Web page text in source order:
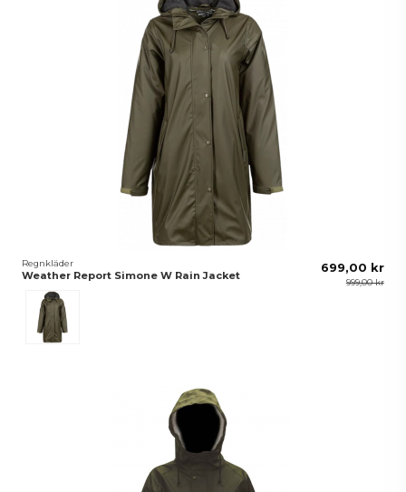
Regnkläder
Weather Report Simone W Rain Jacket
Grön
699,00 kr
999,00 kr